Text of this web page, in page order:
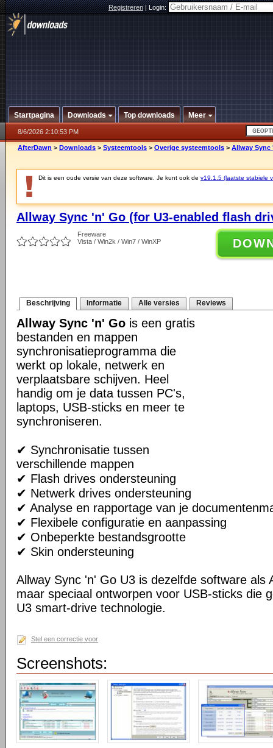
Registreren|Login:
Startpagina Downloads Top downloads Meer
8/6/2026 2:10:53 PM
AfterDawn > Downloads > Systeemtools > Overige systeemtools > Allway Sync
Dit is een oude versie van deze software. Je kunt ook de v19.1.5 (laatste stabiele
Allway Sync 'n' Go (for U3-enabled flash
Freeware
Vista / Win2k / Win7 / WinXP
Beschrijving Informatie Alle versies Reviews
Allway Sync 'n' Go is een gratis
bestanden en mappen
synchronisatieprogramma die
werkt op lokale, netwerk en
verplaatsbare schijven. Heel
handig om je data tussen PC's,
laptops, USB-sticks en meer te
synchroniseren.
✔ Synchronisatie tussen
verschillende mappen
✔ Flash drives ondersteuning
✔ Netwerk drives ondersteuning
✔ Analyse en rapportage van je
✔ Flexibele configuratie en aanpassing
✔ Onbeperkte bestandsgrootte
✔ Skin ondersteuning
Allway Sync 'n' Go U3 is dezelfde software als
maar speciaal ontworpen voor USB-sticks die
U3 smart-drive technologie.
Stel een correctie voor
Screenshots: